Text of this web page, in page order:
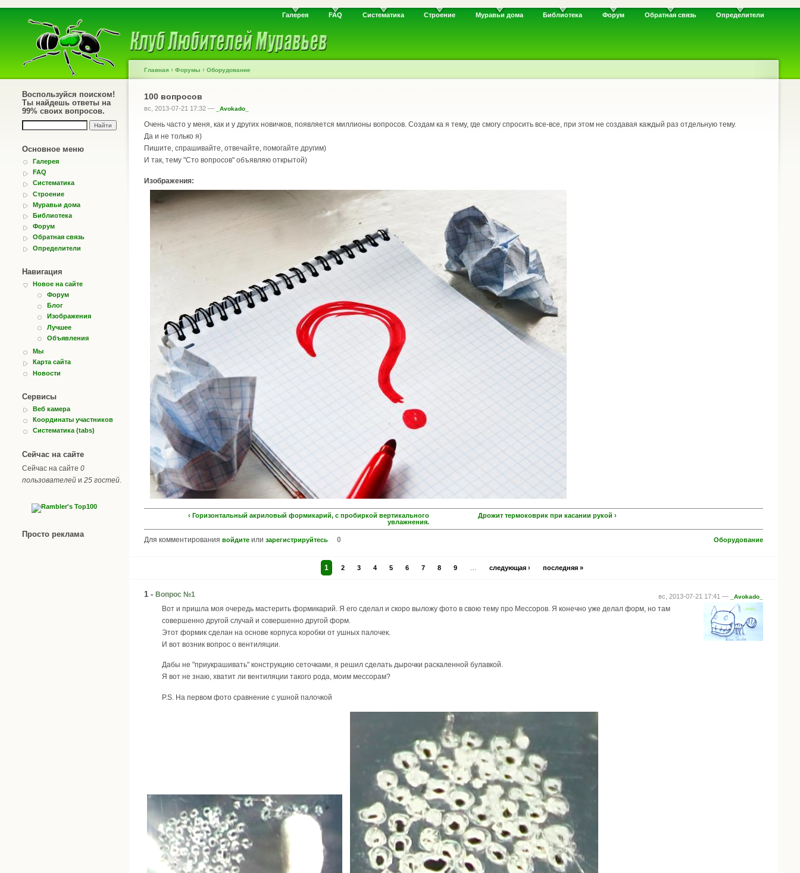
Галерея FAQ Систематика Строение Муравьи дома Библиотека Форум Обратная связь Определители
Воспользуйся поиском!
Ты найдешь ответы на
99% своих вопросов.
Основное меню
Галерея
FAQ
Систематика
Строение
Муравьи дома
Библиотека
Форум
Обратная связь
Определители
Навигация
Новое на сайте
Форум
Блог
Изображения
Лучшее
Объявления
Мы
Карта сайта
Новости
Сервисы
Веб камера
Координаты участников
Систематика (tabs)
Сейчас на сайте
Сейчас на сайте 0
пользователей и 25 гостей
Просто реклама
Главная › Форумы › Оборудование
100 вопросов
вс, 2013-07-21 17:32 — _Avokado_
Очень часто у меня, как и у других новичков, появляется миллионы вопросов. Создам ка я тему, где смогу спросить все-все, при этом не создавая каждый раз отдельную тему.
Да и не только я)
Пишите, спрашивайте, отвечайте, помогайте другим)
И так, тему "Сто вопросов" объявляю открытой)
Изображения:
‹ Горизонтальный акриловый формикарий, с пробиркой вертикального
увлажнения.
Дрожит термоковрик при касании рукой ›
Оборудование
Для комментирования войдите или зарегистрируйтесь 0
1 2 3 4 5 6 7 8 9 следующая › последняя »
вс, 2013-07-21 17:41 — _Avokado_
1 - Вопрос №1
Вот и пришла моя очередь мастерить формикарий. Я его сделал и скоро выложу фото в свою тему про Мессоров. Я конечно уже делал форм, но там
совершенно другой случай и совершенно другой форм.
Этот формик сделан на основе корпуса коробки от ушных палочек.
И вот возник вопрос о вентиляции.
Дабы не "приукрашивать" конструкцию сеточками, я решил сделать дырочки раскаленной булавкой.
Я вот не знаю, хватит ли вентиляции такого рода, моим мессорам?
P.S. На первом фото сравнение с ушной палочкой